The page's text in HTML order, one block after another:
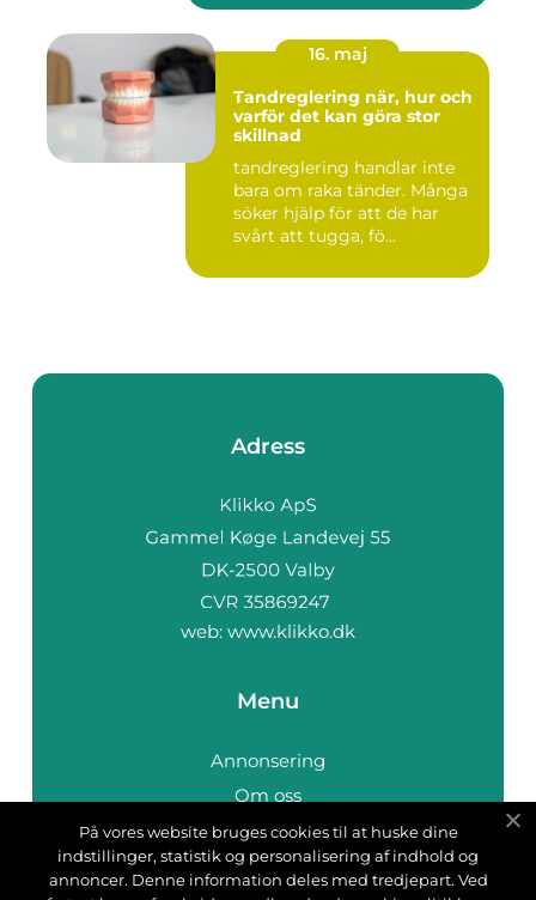
16. maj
Tandreglering när, hur och
varför det kan göra stor
skillnad
tandreglering handlar inte
bara om raka tänder. Många
söker hjälp för att de har
svårt att tugga, fö...
Adress
web: www.klikko.dk
Menu
Annonsering
Om oss
Cookies
Kontakta oss
På vores website bruges cookies til at huske dine
indstillinger, statistik og personalisering af indhold og
annoncer. Denne information deles med tredjepart. Ved